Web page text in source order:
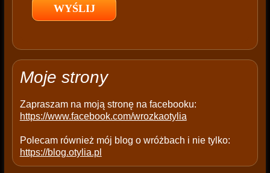
e
p
y
Moje strony
Zapraszam na moją stronę na facebooku:
https://www.facebook.com/wrozkaotylia
Polecam również mój blog o wróżbach i nie tylko:
https://blog.otylia.pl